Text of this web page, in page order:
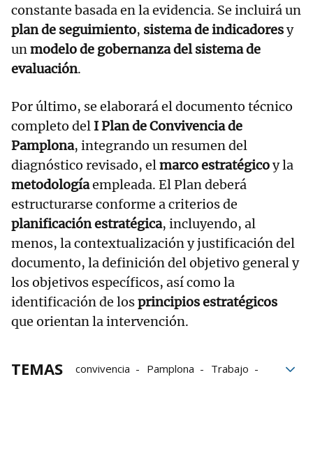
constante basada en la evidencia. Se incluirá un
plan de seguimiento, sistema de indicadoresy
unmodelo de gobernanza del sistema de
evaluación.
Por último, se elaborará el documento técnico
completo del I Plan de Convivencia de
Pamplona, integrando un resumen del
diagnóstico revisado, elmarco estratégicoy la
metodologíaempleada. El Plan deberá
estructurarse conforme a criterios de
planificación estratégica, incluyendo, al
menos, la contextualización y justificación del
documento, la definición del objetivo general y
los objetivos específicos, así como la
identificación de losprincipios estratégicos
que orientan la intervención.
TEMAS convivencia Pamplona
Trabajo